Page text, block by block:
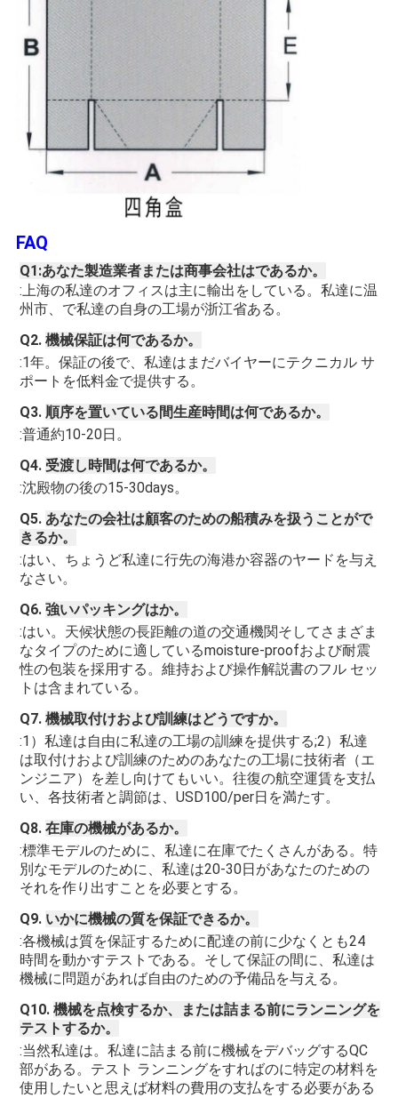
FAQ
Q1:あなた製造業者または商事会社はであるか。
:上海の私達のオフィスは主に輸出をしている。私達に温
州市、で私達の自身の工場が浙江省ある。
Q2. 機械保証は何であるか。
:1年。保証の後で、私達はまだバイヤーにテクニカル サ
ポートを低料金で提供する。
Q3. 順序を置いている間生産時間は何であるか。
:普通約10-20日。
Q4. 受渡し時間は何であるか。
:沈殿物の後の15-30days。
Q5. あなたの会社は顧客のための船積みを扱うことがで
きるか。
:はい、ちょうど私達に行先の海港か容器のヤードを与え
なさい。
Q6. 強いパッキングはか。
:はい。天候状態の長距離の道の交通機関そしてさまざま
なタイプのために適しているmoisture-proofおよび耐震
性の包装を採用する。維持および操作解説書のフル セッ
トは含まれている。
Q7. 機械取付けおよび訓練はどうですか。
:1）私達は自由に私達の工場の訓練を提供する;2）私達
は取付けおよび訓練のためのあなたの工場に技術者（エ
ンジニア）を差し向けてもいい。往復の航空運賃を支払
い、各技術者と調節は、USD100/per日を満たす。
Q8. 在庫の機械があるか。
:標準モデルのために、私達に在庫でたくさんがある。特
別なモデルのために、私達は20-30日があなたのための
それを作り出すことを必要とする。
Q9. いかに機械の質を保証できるか。
:各機械は質を保証するために配達の前に少なくとも24
時間を動かすテストである。そして保証の間に、私達は
機械に問題があれば自由のための予備品を与える。
Q10. 機械を点検するか、または詰まる前にランニングを
テストするか。
:当然私達は。私達に詰まる前に機械をデバッグするQC
部がある。テスト ランニングをすればのに特定の材料を
使用したいと思えば材料の費用の支払をする必要がある